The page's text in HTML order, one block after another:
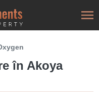
în Akoya